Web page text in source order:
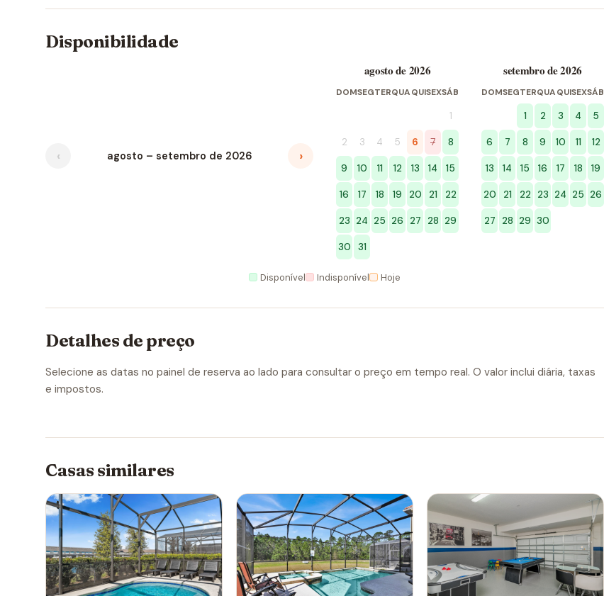
Disponibilidade
‹ agosto – setembro de 2026 ›
agosto de 2026
DOMSEGTERQUAQUISEXSÁB
1
2 3 4 5 6 7 8
9 10 11 12 13 14 15
16 17 18 19 20 21 22
23 24 25 26 27 28 29
30 31
setembro de 2026
DOMSEGTERQUAQUISEXSÁB
1 2 3 4 5
6 7 8 9 10 11 12
13 14 15 16 17 18 19
20 21 22 23 24 25 26
27 28 29 30
Disponível Indisponível Hoje
Detalhes de preço
Selecione as datas no painel de reserva ao lado para consultar o preço em tempo real. O valor inclui diária, taxas
e impostos.
Casas similares